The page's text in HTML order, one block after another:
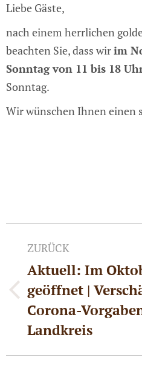
Liebe Gäste,
nach einem herrlichen
beachten Sie, dass wirim
Sonntag von 11 bis 18
Sonntag.
Wir wünschen Ihnen einen
ZURÜCK
Vorheriger
Beitrag:
Aktuell: Im
geöffnet |
Corona-
Landkreis